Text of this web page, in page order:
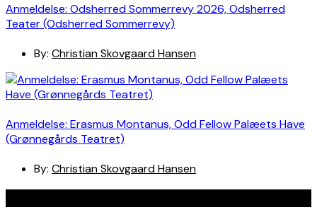
Anmeldelse: Odsherred Sommerrevy 2026, Odsherred
Teater (Odsherred Sommerrevy)
By: Christian Skovgaard Hansen
Anmeldelse: Erasmus Montanus, Odd Fellow Palæets Have
(Grønnegårds Teatret)
By: Christian Skovgaard Hansen